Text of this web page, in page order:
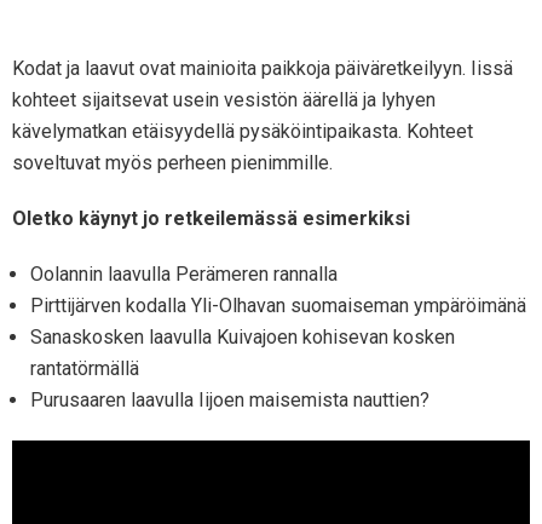
Kodat ja laavut ovat mainioita paikkoja päiväretkeilyyn. Iissä
kohteet sijaitsevat usein vesistön äärellä ja lyhyen
kävelymatkan etäisyydellä pysäköintipaikasta. Kohteet
soveltuvat myös perheen pienimmille.
Oletko käynyt jo retkeilemässä esimerkiksi
Oolannin laavulla Perämeren rannalla
Pirttijärven kodalla Yli-Olhavan suomaiseman ympäröimänä
Sanaskosken laavulla Kuivajoen kohisevan kosken
rantatörmällä
Purusaaren laavulla Iijoen maisemista nauttien?